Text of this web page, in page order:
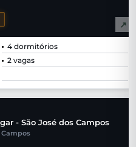
↗
4 dormitórios
2 vagas
- São José dos Campos
Campos